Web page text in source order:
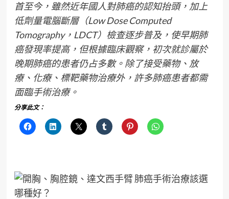
首至今，雖然近年國人對肺癌的認知抬頭，加上
低劑量電腦斷層（Low Dose Computed
Tomography，LDCT）檢查逐步普及，使早期肺
癌發現率提高，但根據臨床觀察，初次就診屬於
晚期肺癌的患者仍占多數。除了接受藥物、放
療、化療、標靶藥物治療外，許多肺癌患者都需
面臨手術治療。
分享此文：